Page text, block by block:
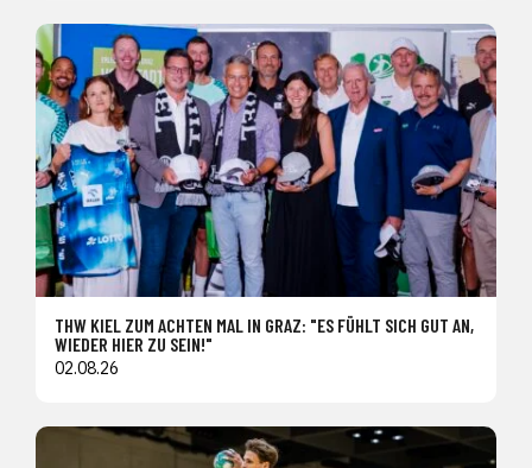
THW KIEL ZUM ACHTEN MAL IN GRAZ: "ES FÜHLT SICH GUT AN,
WIEDER HIER ZU SEIN!"
02.08.26